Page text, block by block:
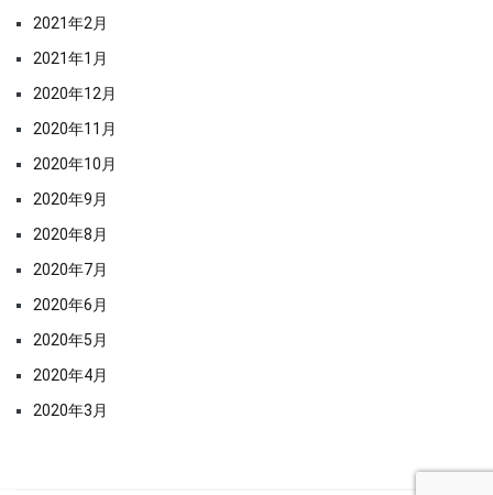
2021年2月
2021年1月
2020年12月
2020年11月
2020年10月
2020年9月
2020年8月
2020年7月
2020年6月
2020年5月
2020年4月
2020年3月